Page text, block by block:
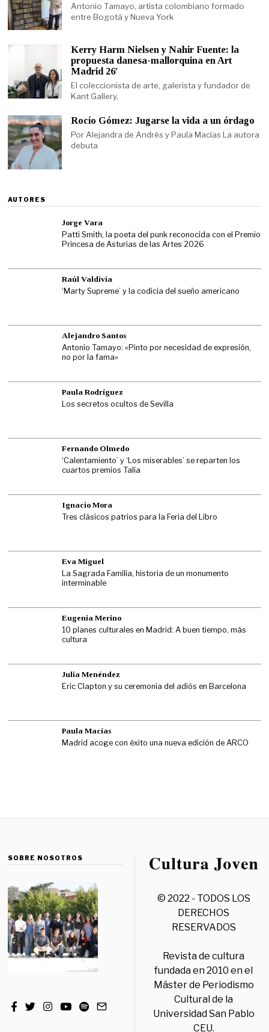
Antonio Tamayo, artista colombiano formado
entre Bogotá y Nueva York
Kerry Harm Nielsen y Nahir Fuente: la
propuesta danesa-mallorquina en Art
Madrid 26′
El coleccionista de arte, galerista y fundador de
Kant Gallery,
Rocío Gómez: Jugarse la vida a un órdago
Por Alejandra de Andrés y Paula Macías La autora
debuta
AUTORES
Jorge Vara
Patti Smith, la poeta del punk reconocida con el Premio
Princesa de Asturias de las Artes 2026
Raúl Valdivia
‘Marty Supreme’ y la codicia del sueño americano
Alejandro Santos
Antonio Tamayo: «Pinto por necesidad de expresión,
no por la fama»
Paula Rodríguez
Los secretos ocultos de Sevilla
Fernando Olmedo
‘Calentamiento’ y ‘Los miserables’ se reparten los
cuartos premios Talía
Ignacio Mora
Tres clásicos patrios para la Feria del Libro
Eva Miguel
La Sagrada Familia, historia de un monumento
interminable
Eugenia Merino
10 planes culturales en Madrid: A buen tiempo, más
cultura
Julia Menéndez
Eric Clapton y su ceremonia del adiós en Barcelona
Paula Macías
Madrid acoge con éxito una nueva edición de ARCO
SOBRE NOSOTROS
© 2022 - TODOS LOS
DERECHOS
RESERVADOS
Revista de cultura
fundada en 2010 en el
Máster de Periodismo
Cultural de la
Universidad San Pablo
CEU.